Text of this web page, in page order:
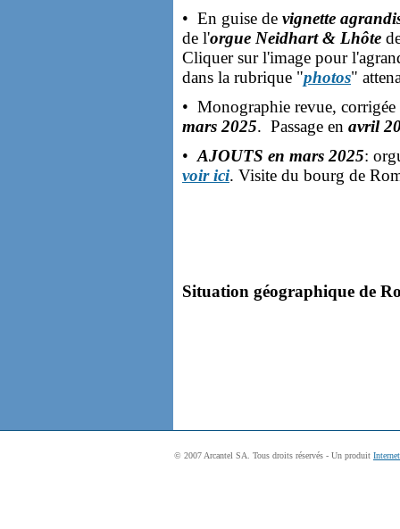
• En guise de vignette
de l'orgue Neidhart & Lhôte
Cliquer sur l'image pour
dans la rubrique "photos"
• Monographie revue, corrigée
mars 2025. Passage en avril
• AJOUTS en mars 2025:
voir ici. Visite du bourg de
Situation géographique de
© 2007 Arcantel SA. Tous droits réservés - Un produit